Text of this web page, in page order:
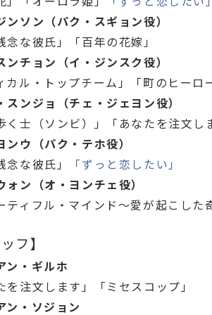
ンソン（パク・スギョン役）
念な彼氏」
「百年の花嫁」
ンチョン（イ・ジンスク役）
カル・トップチーム」
「町のヒーロ
スンジョ（チェ・ジェヨン役）
く士（ソンビ）」
「あなたを注文し
ンウ（パク・テホ役）
念な彼氏」
「ずっと恋したい」
ォン（オ・ヨンチェ役）
ティフル・マインド ～愛が起こした
フ】
ン・ギルホ
を注文します」
「ミセスコップ」
ン・ソジョン